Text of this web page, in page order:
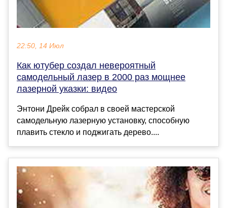
22:50, 14 Июл
Как ютубер создал невероятный
самодельный лазер в 2000 раз мощнее
лазерной указки: видео
Энтони Дрейк собрал в своей мастерской
самодельную лазерную установку, способную
плавить стекло и поджигать дерево....